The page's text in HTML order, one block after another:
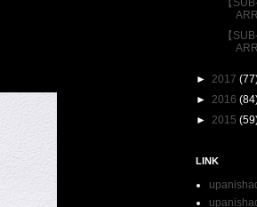
【
【
► 2017
► 2016
► 2015
LINK